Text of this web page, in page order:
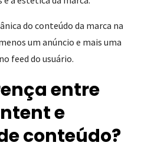
do conteúdo da marca na
um anúncio e mais uma
feed do usuário.
entre
e
conteúdo?